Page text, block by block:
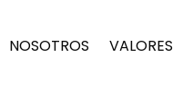
NOSOTROS VALORES